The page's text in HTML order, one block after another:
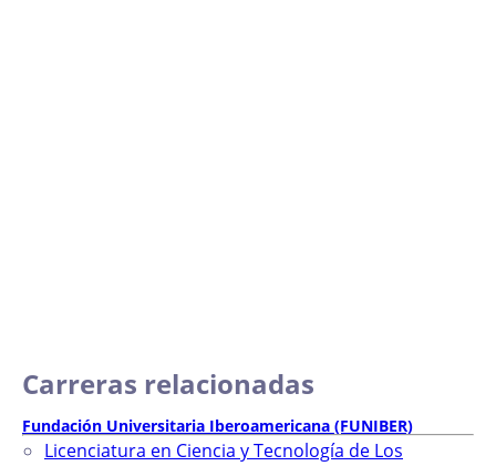
Carreras relacionadas
Fundación Universitaria Iberoamericana (FUNIBER)
Licenciatura en Ciencia y Tecnología de Los